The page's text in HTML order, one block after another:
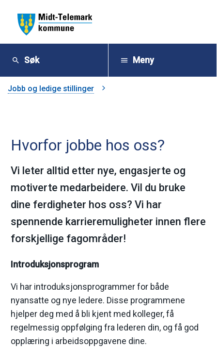
M
d
T
e
l
e
m
k
k
o
Søk Meny
Du
Jobb og ledige stillinger
Hvorfor jobbe hos oss?
Vi leter alltid etter nye, engasjerte og
motiverte medarbeidere. Vil du bruke
dine ferdigheter hos oss? Vi har
spennende karrieremuligheter innen flere
forskjellige fagområder!
Introduksjonsprogram
Vi har introduksjonsprogrammer for både
nyansatte og nye ledere. Disse programmene
hjelper deg med å bli kjent med kolleger, få
regelmessig oppfølging fra lederen din, og få god
opplæring i arbeidsoppgavene dine.